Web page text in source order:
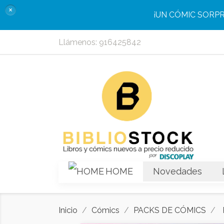
¡UN CÓMIC
×
Llámenos: 916425842
HOME Novedades
Inicio Cómics PACKS DE CÓMICS